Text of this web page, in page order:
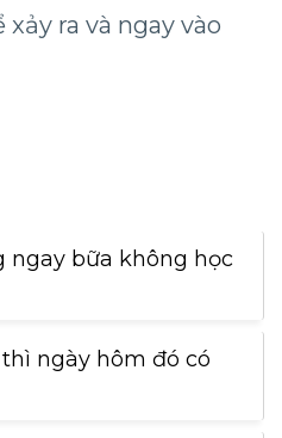
ra và ngay vào
ngay bữa không học
ngày hôm đó có